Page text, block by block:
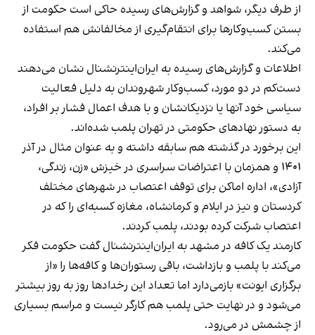
از طرف دیگر، شواهد و گزارش‌های رسیده حاکی است حکومت از
بستن کسب‌وکارها برای انتقام‌گیری از مخالفانش هم استفاده
می‌کند.
اطلاعات و گزارش‌های رسیده به ایران‌اینترنشنال نشان می‌دهند
دست‌کم در دو مورد، کسب‌وکار شهروندان به دلیل فعالیت
سیاسی خود آنها یا نزدیکانشان و با هدف اعمال فشار بر افراد،
به دستور نهادهای حکومتی در تهران پلمب شده‌اند.
این برخورد در گذشته هم سابقه داشته و به عنوان مثال در آذر
۱۴۰۱ و همزمان با اعتراضات سراسری در خیزش «زن، زندگی،
آزادی»، اداره اماکن برای توقف اعتصاب در شهرهای مختلف
کردستان و نیز در ایلام و کرمانشاه، مغازه کسبه‌ای را که در
اعتصاب شرکت کرده بودند، پلمب کردند.
کارمند یک کافه در مشهد به ایران‌اینترنشنال گفت حکومت فکر
می‌کند با پلمب و بازداشت، باقی رستوران‌ها و کافه‌ها را «از
برگزاری ایونت» بازمی‌دارد اما تعداد این رخدادها روز به روز بیشتر
می‌شود و در نهایت حتی پلمب هم کارگر نیست و مراسم بسیاری
از چشمش در می‌رود.